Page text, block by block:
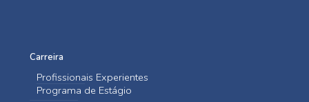
Carreira
Profissionais Experientes
Programa de Estágio